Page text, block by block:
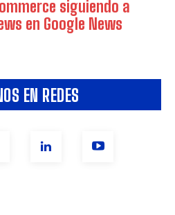
EN REDES
siguiendo a
en Google News